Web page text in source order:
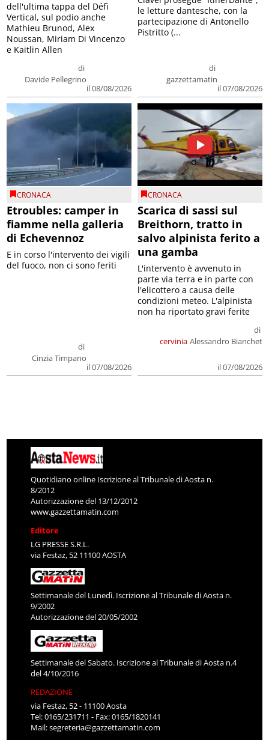
di
Davide Pellegrino
il 08/08/2026
dell'ultima tappa del Défì
Vertical, sul podio anche
Mathieu Brunod, Alex
Noussan, Miriam Di Vincenzo
e Kaitlin Allen
di
gazzettamatin
il 07/08/2026
le letture dantesche, con la
partecipazione di Antonello
Pistritto (...
CRONACA
Etroubles: camper in
fiamme nella galleria
di Echevennoz
di
Cinzia Timpano
il 07/08/2026
E in corso l'intervento dei vigili
del fuoco, non ci sono feriti
CRONACA
Scarica di sassi sul
Breithorn, tratto in
salvo alpinista ferito a
una gamba
cervinia
di
Alessandro Bianchet
il 07/08/2026
L'intervento è avvenuto in
parte via terra e in parte con
l'elicottero a causa delle
condizioni meteo. L'alpinista
non ha riportato gravi ferite
Quotidiano online Iscrizione al Tribunale di Aosta n.
8/2012
Autorizzazione del 13/12/2012
www.gazzettamatin.com
Editore
LG PRESSE S.R.L.
via Festaz, 52 11100 AOSTA
Settimanale del Lunedì. Iscrizione al Tribunale di Aosta n.
9/2002
Autorizzazione del 20/05/2002
Settimanale del Sabato. Iscrizione al Tribunale di Aosta n.4
del 4/10/2016
REDAZIONE
via Festaz, 52 - 11100 Aosta
Tel: 0165/231711 - Fax: 0165/1820141
Mail:segreteria@gazzettamatin.com